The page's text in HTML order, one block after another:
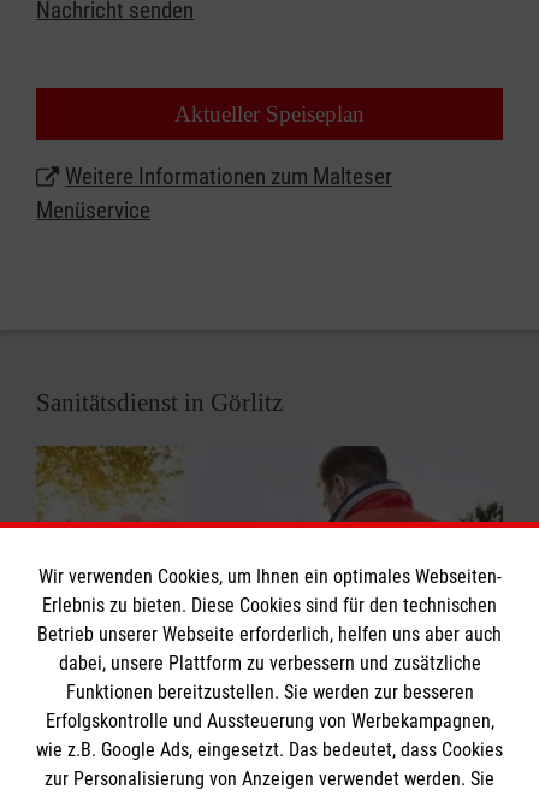
an und bestellen Sie Ihr erstes Menü.
Nachricht senden
Aktueller Speiseplan
Weitere Informationen zum Malteser
Menüservice
Sanitätsdienst in Görlitz
Die sanitätsdienstliche Versorgung bei
Veranstaltungen wie Konzerten, Sportfesten und
Wir verwenden Cookies, um Ihnen ein optimales Webseiten-
Erlebnis zu bieten. Diese Cookies sind für den technischen
Betrieb unserer Webseite erforderlich, helfen uns aber auch
dabei, unsere Plattform zu verbessern und zusätzliche
Funktionen bereitzustellen. Sie werden zur besseren
Erfolgskontrolle und Aussteuerung von Werbekampagnen,
wie z.B. Google Ads, eingesetzt. Das bedeutet, dass Cookies
zur Personalisierung von Anzeigen verwendet werden. Sie